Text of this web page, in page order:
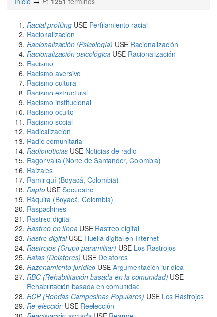
Racial profiling USE Perfilamiento racial
Racionalización
Racionalización (Psicología) USE Racionalización
Racionalización psicológica USE Racionalización
Racismo
Racismo aversivo
Racismo cultural
Racismo estructural
Racismo institucional
Racismo oculto
Racismo social
Radicalización
Radio comunitaria
Radionoticias USE Noticias de radio
Ragonvalia (Norte de Santander, Colombia)
Raizales
Ramiriquí (Boyacá, Colombia)
Rapto USE Secuestro
Ráquira (Boyacá, Colombia)
Raspachines
Rastreo digital
Rastreo en línea USE Rastreo digital
Rastro digitalUSE Huella digital en Internet
Rastrojos (Grupo paramilitar) USE Los Rastrojos
Ratas (Delatores) USE Delatores
Razonamiento jurídico USE Argumentación jurídica
RBC (Rehabilitación basada en la comunidad) USE
Rehabilitación basada en comunidad
RCP (Rondas Campesinas Populares) USE Los Rastrojos
Re-elección USE Reelección